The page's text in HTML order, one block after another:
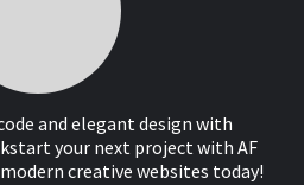
and elegant design with
your next project with AF
creative websites today!